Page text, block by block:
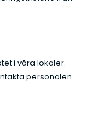
i våra lokaler.
personalen